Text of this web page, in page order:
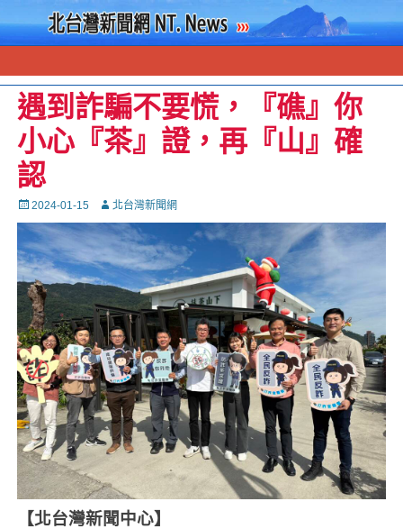
遇到詐騙不要慌，『礁』你
小心『茶』證，再『山』確
認
Posted
on
2024-01-15 Autor北台灣新聞網
【北台灣新聞中心】